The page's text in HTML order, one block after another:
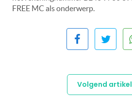
FREE MC als onderwerp.
Volgend artikel